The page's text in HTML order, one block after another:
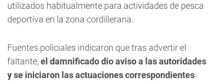
utilizados habitualmente para actividades de pesca
deportiva en la zona cordillerana.
Fuentes policiales indicaron que tras advertir el
faltante,el damnificado dio aviso a las autoridades
y se iniciaron las actuaciones correspondientes